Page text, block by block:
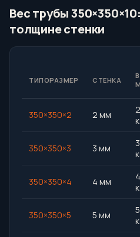
Вес трубы
толщине стенки
ТИПОРАЗМЕР СТЕНКА
М
350×350×2 2 мм
350×350×3 3 мм
350×350×4 4 мм
350×350×5 5 мм